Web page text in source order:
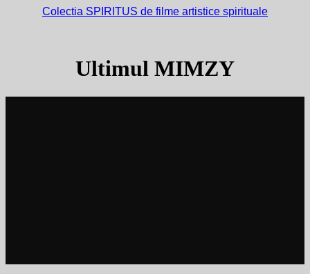
Colectia SPIRITUS de filme artistice spirituale
Ultimul MIMZY